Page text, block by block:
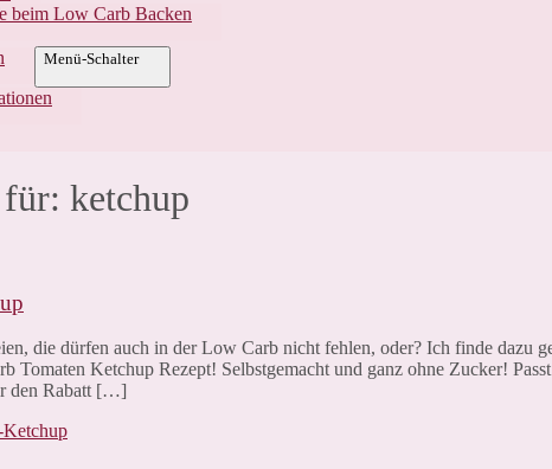
beim Low Carb Backen
Menü-Schalter
für: ketchup
die dürfen auch in der Low Carb nicht fehlen, oder? Ich finde dazu
Tomaten Ketchup Rezept! Selbstgemacht und ganz ohne Zucker!
den Rabatt […]